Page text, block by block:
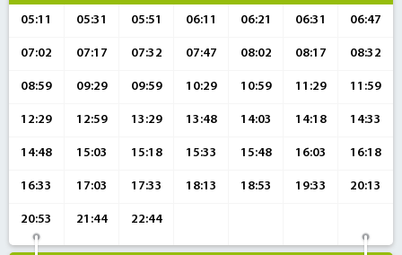
05:11 05:31 05:51 06:11 06:21 06:31 06:47
07:02 07:17 07:32 07:47 08:02 08:17 08:32
08:59 09:29 09:59 10:29 10:59 11:29 11:59
12:29 12:59 13:29 13:48 14:03 14:18 14:33
14:48 15:03 15:18 15:33 15:48 16:03 16:18
16:33 17:03 17:33 18:13 18:53 19:33 20:13
20:53 21:44 22:44